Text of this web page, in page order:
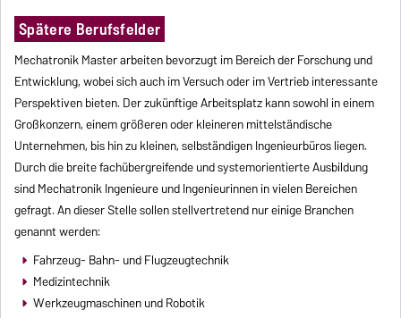
Spätere Berufsfelder
Mechatronik Master arbeiten bevorzugt im Bereich der Forschung und
Entwicklung, wobei sich auch im Versuch oder im Vertrieb interessante
Perspektiven bieten. Der zukünftige Arbeitsplatz kann sowohl in einem
Großkonzern, einem größeren oder kleineren mittelständische
Unternehmen, bis hin zu kleinen, selbständigen Ingenieurbüros liegen.
Durch die breite fachübergreifende und systemorientierte Ausbildung
sind Mechatronik Ingenieure und Ingenieurinnen in vielen Bereichen
gefragt. An dieser Stelle sollen stellvertretend nur einige Branchen
genannt werden:
Fahrzeug- Bahn- und Flugzeugtechnik
Medizintechnik
Werkzeugmaschinen und Robotik